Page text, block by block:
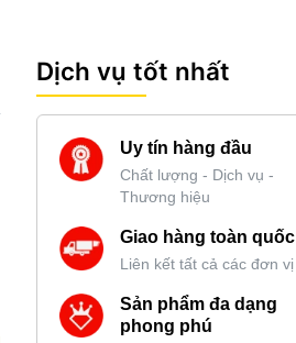
Dịch vụ tốt nhất
Uy tín hàng đầu
Chất lượng - Dịch vụ -
Thương hiệu
Giao hàng toàn quốc
Liên kết tất cả các đơn vị
Sản phẩm đa dạng
phong phú